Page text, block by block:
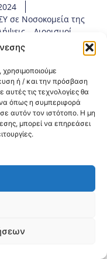
χρησιμοποιούμε
ή / και την πρόσβαση
τις τεχνολογίες θα
όπως η συμπεριφορά
αυτόν τον ιστότοπο. Η μη
μπορεί να επηρεάσει
σε Νοσοκομεία της
– Διορισμοί
reserved
2311 226 200